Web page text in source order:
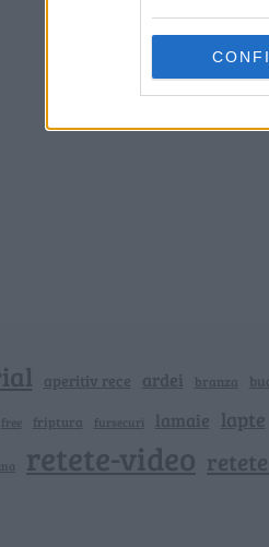
aperitiv rece ardei branza
free friptura fursecuri lamaie lapte
retete-video